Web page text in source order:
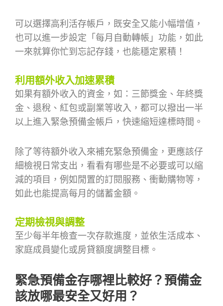
可以選擇高利活存帳戶，既安全又能小幅增值，
也可以進一步設定「每月自動轉帳」功能，如此
一來就算你忙到忘記存錢，也能穩定累積！
利用額外收入加速累積
如果有額外收入的資金，如：三節獎金、年終獎
金、退稅、紅包或副業等收入，都可以撥出一半
以上進入緊急預備金帳戶，快速縮短達標時間。
除了等待額外收入來補充緊急預備金，更應該仔
細檢視日常支出，看看有哪些是不必要或可以縮
減的項目，例如閒置的訂閱服務、衝動購物等，
如此也能提高每月的儲蓄金額。
定期檢視與調整
至少每半年檢查一次存款進度，並依生活成本、
家庭成員變化或房貸額度調整目標。
緊急預備金存哪裡比較好？預備金
該放哪最安全又好用？